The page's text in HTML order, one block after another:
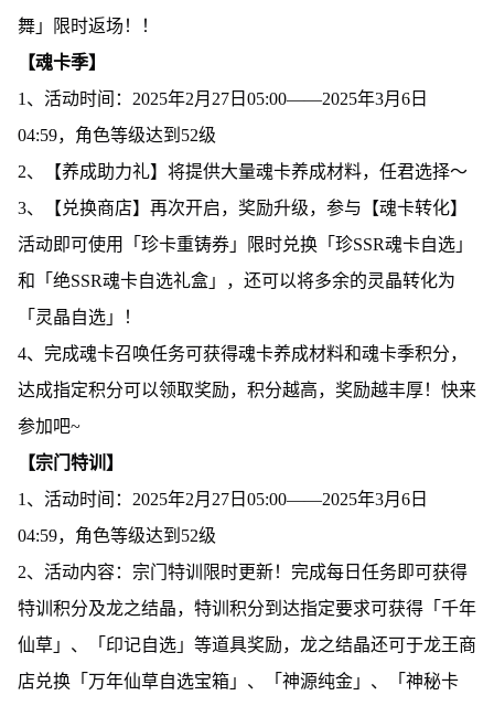
舞」限时返场！！
【魂卡季】
1、活动时间：2025年2月27日05:00——2025年3月6日
04:59，角色等级达到52级
2、【养成助力礼】将提供大量魂卡养成材料，任君选择～
3、【兑换商店】再次开启，奖励升级，参与【魂卡转化】
活动即可使用「珍卡重铸券」限时兑换「珍SSR魂卡自选」
和「绝SSR魂卡自选礼盒」，还可以将多余的灵晶转化为
「灵晶自选」！
4、完成魂卡召唤任务可获得魂卡养成材料和魂卡季积分，
达成指定积分可以领取奖励，积分越高，奖励越丰厚！快来
参加吧~
【宗门特训】
1、活动时间：2025年2月27日05:00——2025年3月6日
04:59，角色等级达到52级
2、活动内容：宗门特训限时更新！完成每日任务即可获得
特训积分及龙之结晶，特训积分到达指定要求可获得「千年
仙草」、「印记自选」等道具奖励，龙之结晶还可于龙王商
店兑换「万年仙草自选宝箱」、「神源纯金」、「神秘卡